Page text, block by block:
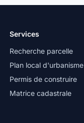
Services
Recherche parcelle
Plan local d'urbanisme
Permis de construire
Matrice cadastrale